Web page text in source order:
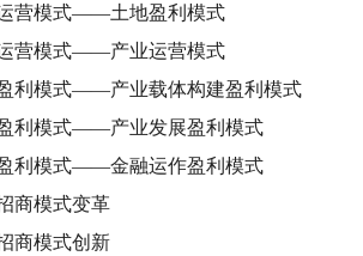
营模式——土地盈利模式
营模式——产业运营模式
利模式——产业载体构建盈利模式
利模式——产业发展盈利模式
利模式——金融运作盈利模式
商模式变革
商模式创新